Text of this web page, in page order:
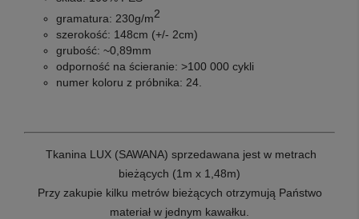
gramatura: 230g/m2
szerokość: 148cm (+/- 2cm)
grubość: ~0,89mm
odporność na ścieranie: >100 000 cykli
numer koloru z próbnika: 24.
Tkanina LUX (SAWANA) sprzedawana jest w metrach
bieżących (1m x 1,48m)
Przy zakupie kilku metrów bieżących otrzymują Państwo
materiał w jednym kawałku.